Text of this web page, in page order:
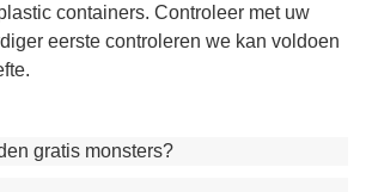
containers. Controleer met uw
eerste controleren we kan voldoen
gratis monsters?